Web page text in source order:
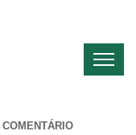
COMENTÁRIO